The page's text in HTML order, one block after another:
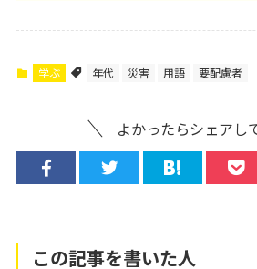
学ぶ 年代 災害 用語 要配慮者
よかったらシェアし
この記事を書いた人